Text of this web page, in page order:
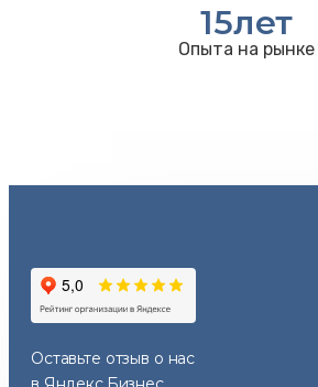
15лет
Опыта на рынке
Оставьте отзыв о нас